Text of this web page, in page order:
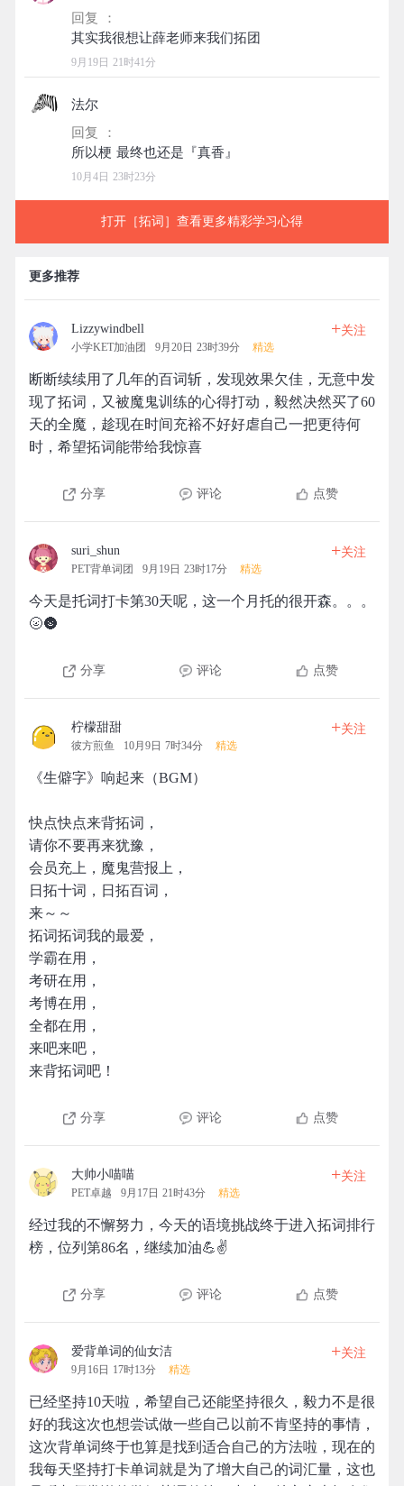
回复 ：
9月19日 21时41分
法尔
回复 ：
10月4日 23时23分
打开［拓词］查看更多精彩学习心得
更多推荐
Lizzywindbell
小学KET加油团 9月20日 23时39分 精选
+关注
断断续续用了几年的百词斩，发现效果欠佳，无意中发
现了拓词，又被魔鬼训练的心得打动，毅然决然买了60
天的全魔，趁现在时间充裕不好好虐自己一把更待何
时，希望拓词能带给我惊喜
分享 评论 点赞
suri_shun
PET背单词团 9月19日 23时17分 精选
+关注
今天是托词打卡第30天呢，这一个月托的很开森。。。
🌝🌚
分享 评论 点赞
柠檬甜甜
彼方煎鱼 10月9日 7时34分 精选
+关注
《生僻字》响起来（BGM）
快点快点来背拓词，
请你不要再来犹豫，
会员充上，魔鬼营报上，
日拓十词，日拓百词，
来～～
拓词拓词我的最爱，
学霸在用，
考研在用，
考博在用，
全都在用，
来吧来吧，
来背拓词吧！
分享 评论 点赞
大帅小喵喵
PET卓越 9月17日 21时43分 精选
+关注
经过我的不懈努力，今天的语境挑战终于进入拓词排行
榜，位列第86名，继续加油💪✌️
分享 评论 点赞
爱背单词的仙女洁
9月16日 17时13分 精选
+关注
已经坚持10天啦，希望自己还能坚持很久，毅力不是很
好的我这次也想尝试做一些自己以前不肯坚持的事情，
这次背单词终于也算是找到适合自己的方法啦，现在的
我每天坚持打卡单词就是为了增大自己的词汇量，这也